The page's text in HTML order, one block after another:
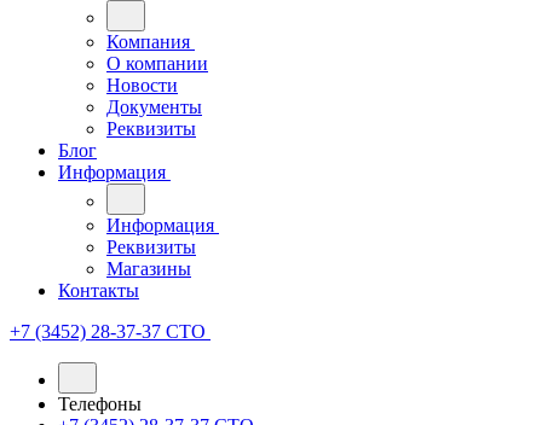
Компания
О компании
Новости
Документы
Реквизиты
Блог
Информация
Информация
Реквизиты
Магазины
Контакты
+7 (3452) 28-37-37 СТО
Телефоны